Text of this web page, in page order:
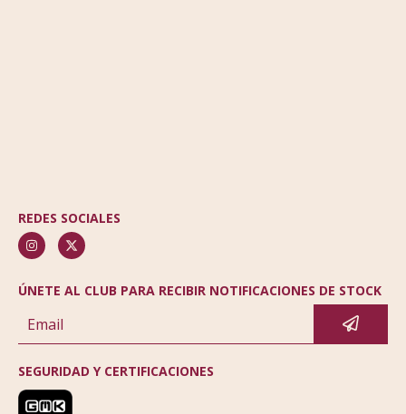
REDES SOCIALES
ÚNETE AL CLUB PARA RECIBIR NOTIFICACIONES DE STOCK
SEGURIDAD Y CERTIFICACIONES